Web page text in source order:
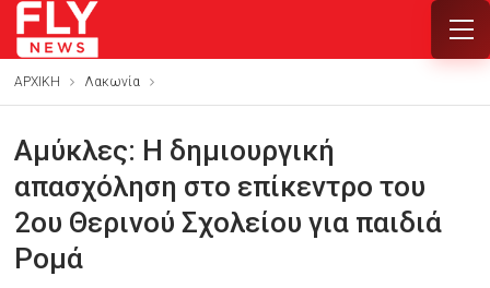
ΑΡΧΙΚΗ Λακωνία
Αμύκλες: Η δημιουργική
απασχόληση στο επίκεντρο του
2ου Θερινού Σχολείου για παιδιά
Ρομά